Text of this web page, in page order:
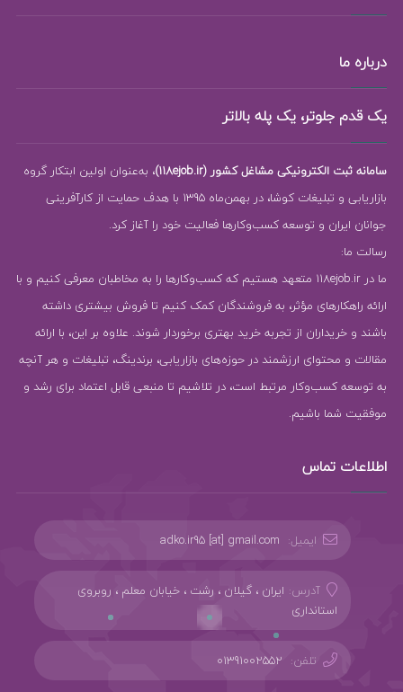
درباره ما
یک قدم جلوتر، یک پله بالاتر
سامانه ثبت الکترونیکی مشاغل کشور (118ejob.ir)
، به‌عنوان اولین ابتکار گروه
بازاریابی و تبلیغات کوشا، در بهمن‌ماه 1395 با هدف حمایت از کارآفرینی
جوانان ایران و توسعه کسب‌وکارها فعالیت خود را آغاز کرد.
رسالت ما:
ما در 118ejob.ir متعهد هستیم که کسب‌وکارها را به مخاطبان معرفی کنیم و با
ارائه راهکارهای مؤثر، به فروشندگان کمک کنیم تا فروش بیشتری داشته
باشند و خریداران از تجربه خرید بهتری برخوردار شوند. علاوه بر این، با ارائه
مقالات و محتوای ارزشمند در حوزه‌های بازاریابی، برندینگ، تبلیغات و هر آنچه
به توسعه کسب‌وکار مرتبط است، در تلاشیم تا منبعی قابل اعتماد برای رشد و
موفقیت شما باشیم.
اطلاعات تماس
ایمیل: adko.ir95 [at] gmail.com
آدرس: ایران ، گیلان ، رشت ، خیابان معلم ، روبروی
استانداری
تلفن: 01391002552